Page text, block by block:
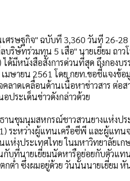
ศรษฐกิจ" ฉบับที่ 3,360 วันที่ 26-28
ริษัทร่วมทุน 5 เสือ" นายเยี่ยม ถาว
ได้มีหนังสือสั่งการด่วนที่สุด ถึงกอง
ษายน 2561 โดย กยท.ขอชี้แจงข้อ
คลาดเคลื่อนด้านเนื้อหาข่าวสาร
ประเด็นข่าวดังกล่าวด้วย
านชุมนุมสหกรณ์ชาวสวนยางแห่งป
ระหว่างผู้แทนเครือซีพี และผู้แทน
แห่งประเทศไทย ในมหาวิทยาลัยเ
กับที่นายเยี่ยมนัดหารือย่อยกับตัวแ
กต่ำ ซึ่งผมอยู่ด้วย วันนั้นนายเยี่ยม